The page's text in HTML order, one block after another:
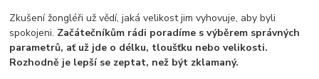
Zkušení žongléři už vědí, jaká velikost jim vyhovuje, aby byli
spokojeni. Začátečníkům rádi poradíme s výběrem správných
parametrů, ať už jde o délku, tloušťku nebo velikosti.
Rozhodně je lepší se zeptat, než být zklamaný.